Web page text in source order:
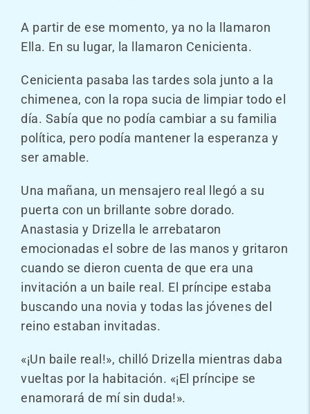
A partir de ese momento, ya no la llamaron
Ella. En su lugar, la llamaron Cenicienta.
Cenicienta pasaba las tardes sola junto a la
chimenea, con la ropa sucia de limpiar todo el
día. Sabía que no podía cambiar a su familia
política, pero podía mantener la esperanza y
ser amable.
Una mañana, un mensajero real llegó a su
puerta con un brillante sobre dorado.
Anastasia y Drizella le arrebataron
emocionadas el sobre de las manos y gritaron
cuando se dieron cuenta de que era una
invitación a un baile real. El príncipe estaba
buscando una novia y todas las jóvenes del
reino estaban invitadas.
«¡Un baile real!», chilló Drizella mientras daba
vueltas por la habitación. «¡El príncipe se
enamorará de mí sin duda!».